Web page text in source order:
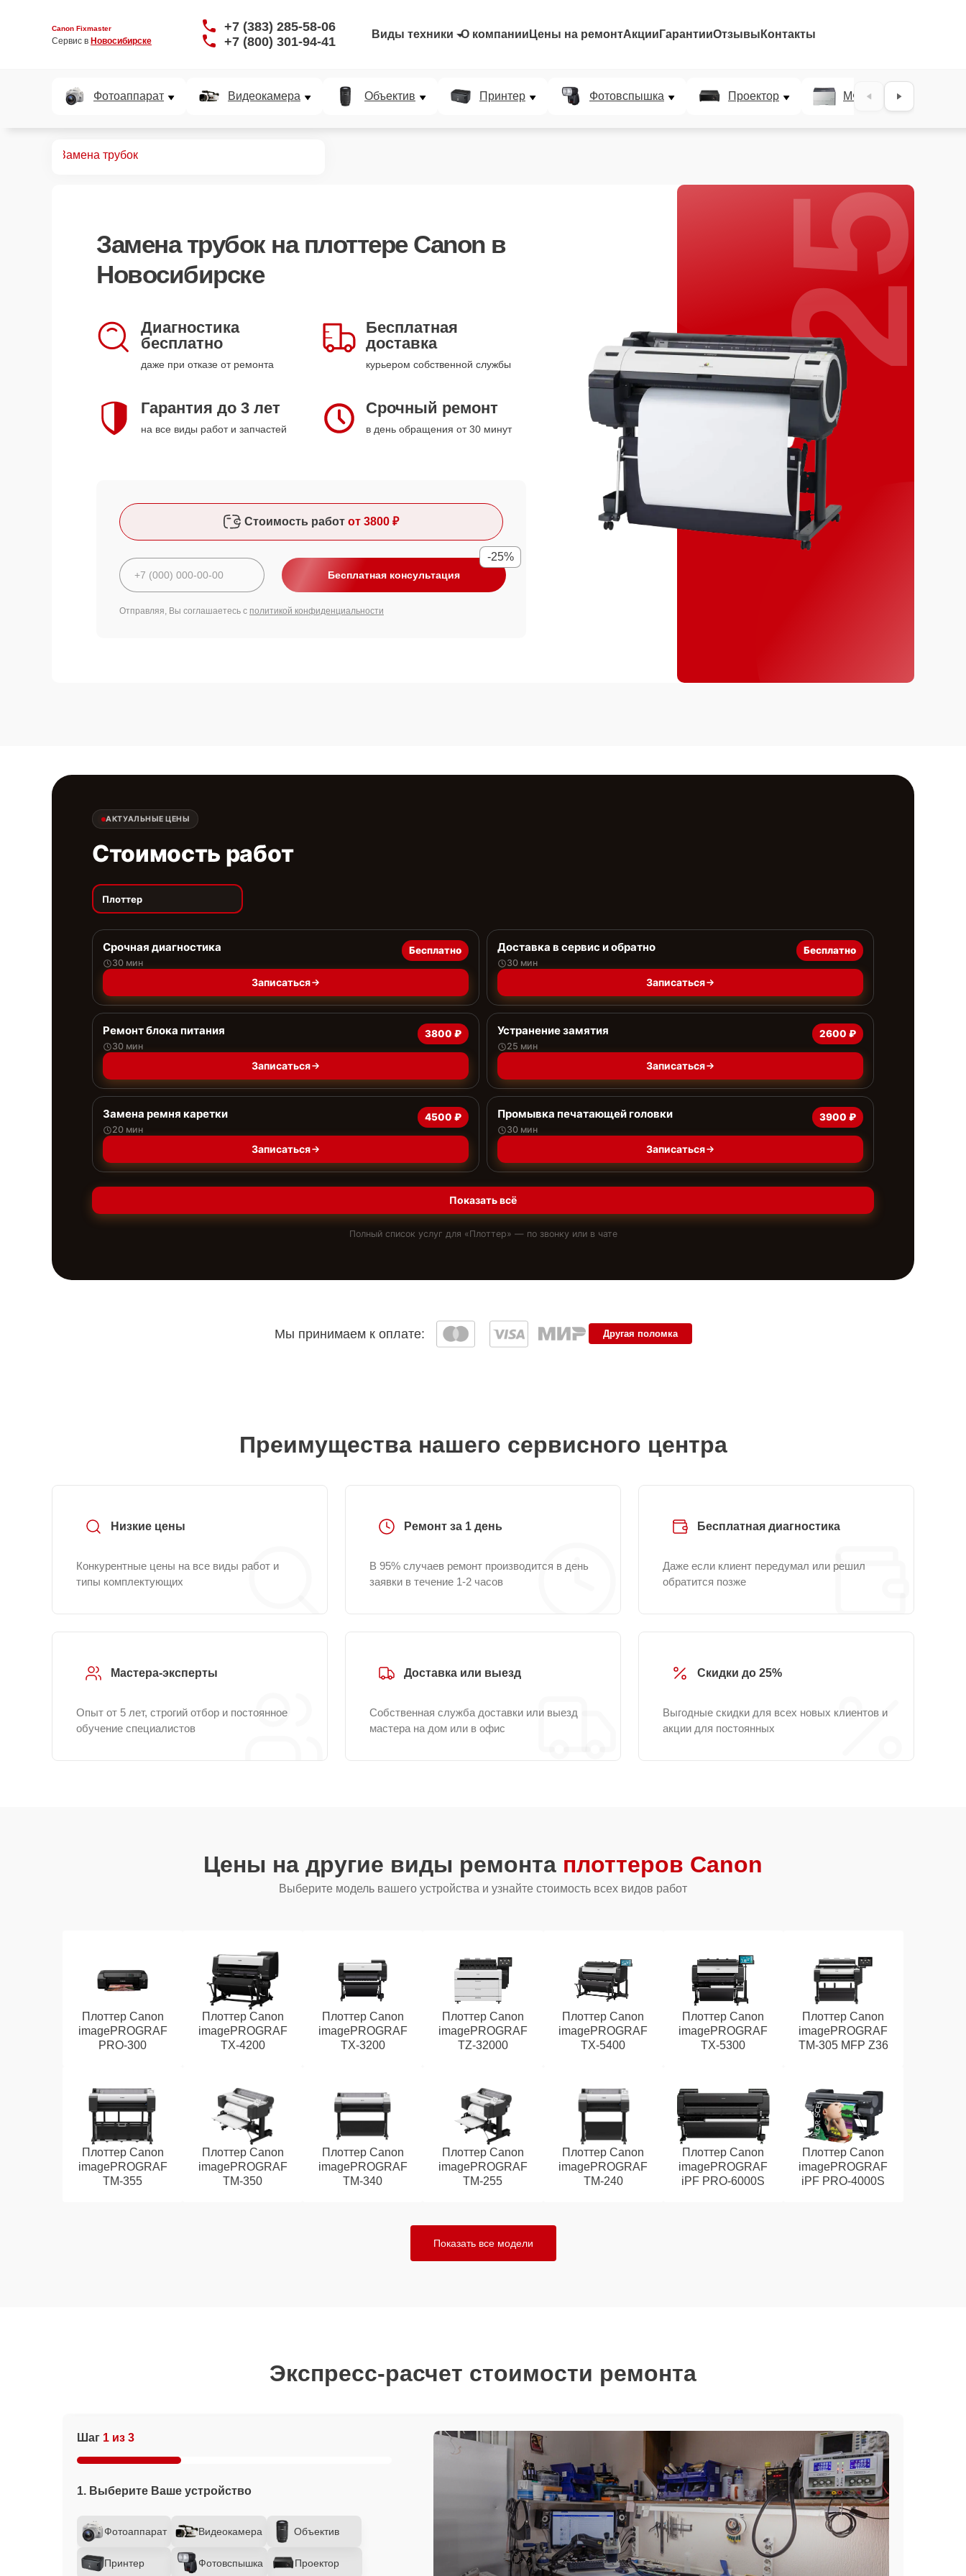
Canon Fixmaster
Сервис в Новосибирске
+7 (383) 285-58-06
+7 (800) 301-94-41
Виды техники О компании Цены на ремонтАкции ГарантииОтзывы Контакты
Фотоаппарат Видеокамера Объектив Принтер Фотовспышка Проектор МФУ
Замена трубок
Замена трубокна плоттере Canon в
Новосибирске
Диагностика
бесплатно
даже при отказе от ремонта
Бесплатная
доставка
курьером собственной службы
Гарантия до 3 лет
на все виды работ и запчастей
Срочный ремонт
в день обращения от 30 минут
Стоимость работ от 3800 ₽
Бесплатная консультация
-25%
Отправляя, Вы соглашаетесь с политикой конфиденциальности
25%
АКТУАЛЬНЫЕ ЦЕНЫ
Стоимость работ
Плоттер
Срочная диагностика
30 мин
Бесплатно
Записаться
Доставка в сервис и обратно
30 мин
Бесплатно
Записаться
Ремонт блока питания
30 мин
3800 ₽
Записаться
Устранение замятия
25 мин
2600 ₽
Записаться
Замена ремня каретки
20 мин
4500 ₽
Записаться
Промывка печатающей головки
30 мин
3900 ₽
Записаться
Показать всё
Полный список услуг для «Плоттер» — по звонку или в чате
Мы принимаем к оплате: Другая поломка
Преимущества нашего сервисного центра
Низкие цены
Конкурентные цены на все виды работ и
типы комплектующих
Ремонт за 1 день
В 95% случаев ремонт производится в день
заявки в течение 1-2 часов
Бесплатная диагностика
Даже если клиент передумал или решил
обратится позже
Мастера-эксперты
Опыт от 5 лет, строгий отбор и постоянное
обучение специалистов
Доставка или выезд
Собственная служба доставки или выезд
мастера на дом или в офис
Скидки до 25%
Выгодные скидки для всех новых клиентов и
акции для постоянных
Цены на другие виды ремонта плоттеров Canon
Выберите модель вашего устройства и узнайте стоимость всех видов работ
Плоттер Canon
imagePROGRAF
PRO-300
Плоттер Canon
imagePROGRAF
TX-4200
Плоттер Canon
imagePROGRAF
TX-3200
Плоттер Canon
imagePROGRAF
TZ-32000
Плоттер Canon
imagePROGRAF
TX-5400
Плоттер Canon
imagePROGRAF
TX-5300
Плоттер Canon
imagePROGRAF
TM-305 MFP Z36
Плоттер Canon
imagePROGRAF
TM-355
Плоттер Canon
imagePROGRAF
TM-350
Плоттер Canon
imagePROGRAF
TM-340
Плоттер Canon
imagePROGRAF
TM-255
Плоттер Canon
imagePROGRAF
TM-240
Плоттер Canon
imagePROGRAF
iPF PRO-6000S
Плоттер Canon
imagePROGRAF
iPF PRO-4000S
Показать все модели
Экспресс-расчет стоимости ремонта
Шаг 1 из 3
1. Выберите Ваше устройство
Фотоаппарат Видеокамера Объектив
Принтер Фотовспышка Проектор